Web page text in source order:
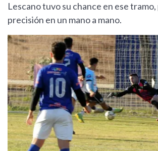
Lescano tuvo su chance en ese
precisión en un mano a mano.